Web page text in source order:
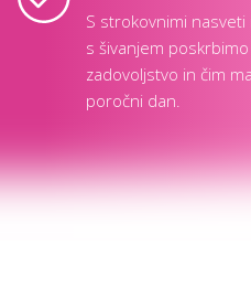
S strokovnimi nasveti
s šivanjem
zadovoljstvo in čim
poročni dan.